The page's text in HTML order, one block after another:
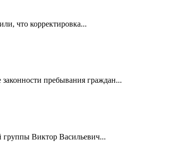
что корректировка...
пребывания граждан...
группы Виктор Васильевич...